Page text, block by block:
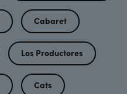
Cabaret
Los Productores
Cats